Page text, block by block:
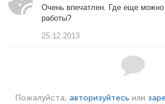
Очень впечатлен. Где еще
работы?
25.12.2013
Пожалуйста, авторизуйтесь или